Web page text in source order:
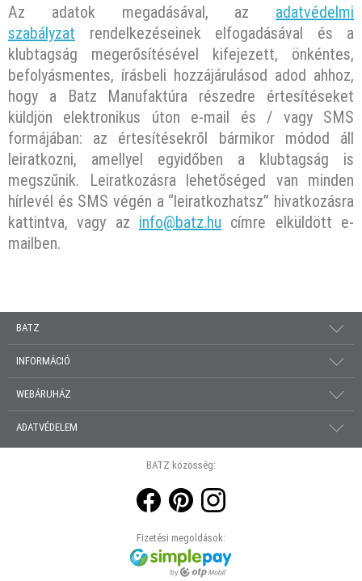
Az adatok megadásával, az
adatvédelmi
szabályzat
rendelkezéseinek elfogadásával és a
klubtagság megerősítésével kifejezett, önkéntes,
befolyásmentes, írásbeli hozzájárulásod adod ahhoz,
hogy a Batz Manufaktúra részedre értesítéseket
küldjön elektronikus úton e-mail és / vagy SMS
formájában: az értesítésekről bármikor módod áll
leiratkozni, amellyel egyidőben a klubtagság is
megszűnik. Leiratkozásra lehetőséged van minden
hírlevél és SMS végén a “leiratkozhatsz” hivatkozásra
kattintva, vagy az info@batz.hu címre elküldött e-
mailben.
BATZ
INFORMÁCIÓ
WEBÁRUHÁZ
ADATVÉDELEM
BATZ közösség:
Fizetési megoldások: